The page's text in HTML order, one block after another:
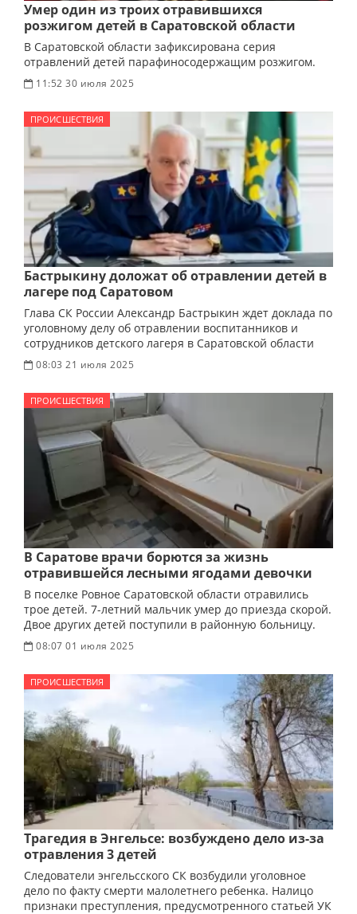
Умер один из троих отравившихся
розжигом детей в Саратовской области
В Саратовской области зафиксирована серия
отравлений детей парафиносодержащим розжигом.
11:52 30 июля 2025
ПРОИСШЕСТВИЯ
Бастрыкину доложат об отравлении детей в
лагере под Саратовом
Глава СК России Александр Бастрыкин ждет доклада по
уголовному делу об отравлении воспитанников и
сотрудников детского лагеря в Саратовской области
08:03 21 июля 2025
ПРОИСШЕСТВИЯ
В Саратове врачи борются за жизнь
отравившейся лесными ягодами девочки
В поселке Ровное Саратовской области отравились
трое детей. 7-летний мальчик умер до приезда скорой.
Двое других детей поступили в районную больницу.
08:07 01 июля 2025
ПРОИСШЕСТВИЯ
Трагедия в Энгельсе: возбуждено дело из-за
отравления 3 детей
Следователи энгельсского СК возбудили уголовное
дело по факту смерти малолетнего ребенка. Налицо
признаки преступления, предусмотренного статьей УК